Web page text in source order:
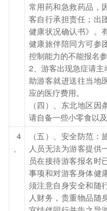
股久别的味道直入心
古拉教堂】、【圣水
教堂建筑史上的经典
将把您带到一百多年
甫洛夫城堡】展示精
加庄园第二大标志
【米尼阿久尔船餐
情况安排园区内自
餐，后乘车前往亚
布力滑雪度假区】
雪运动为主题多次举
里冰峰、万里雪飘的
杀猪菜，赠送篝火晚
排，不退费用），夜
常用药和急救药品，
客自行承担责任；出
健康状况确认书》。
健康旅伴陪同方可参
控制能力的不能报名
2、游客出现急症请
助游客就进送往当地
应的医疗费用。
（四）、东北地区因
请自备一些小零食以
4
（五）、安全防范
人员无法为游客提供
员在接待游客报名时
事项和对游客身体健
须注意自身安全和随
人财务，贵重物品随